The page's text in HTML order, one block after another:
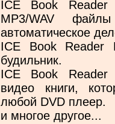
ICE Book Reader
MP3/WAV
автоматическое
ICE Book Reader
будильник.
ICE Book Reader
видео книги,
любой DVD плеер.
и многое другое...